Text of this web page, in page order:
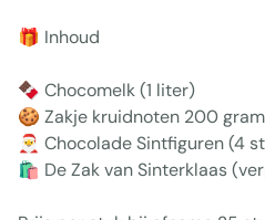
🎁 Inhoud
🍫 Chocomelk (1 liter)
🍪 Zakje kruidnoten 200 gram
🎅 Chocolade Sintfiguren (4
🛍️ De Zak van Sinterklaas